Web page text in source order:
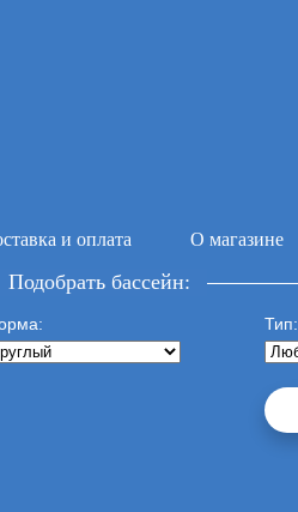
и оплата О магазине
Подобрать бассейн:
Тип: